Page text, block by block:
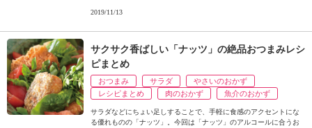
2019/11/13
サクサク香ばしい「ナッツ」の絶品おつまみレシ
ピまとめ
おつまみ サラダ
やさいのおかず
レシピまとめ
肉のおかず 魚介のおかず
サラダなどにちょい足しすることで、手軽に食感のアクセントにな
る優れものの「ナッツ」。今回は「ナッツ」のアルコールに合うお